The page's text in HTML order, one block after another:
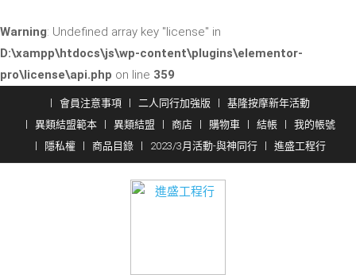
Warning: Undefined array key "license" in
D:\xampp\htdocs\js\wp-content\plugins\elementor-
pro\license\api.php on line 359
content
會員注意事項 二人同行加強版
基隆按摩新年活動
異類結盟範本
異類結盟 商店 購物車 結帳
我的帳號
隱私權
商品目錄 2023/3月活動-與神同行 進盛工程行